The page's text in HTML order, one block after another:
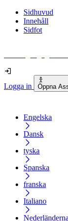
Sidhuvud
Innehåll
Sidfot
Logga in Öppna
Engelska
Dansk
tyska
Spanska
franska
Italiano
Nederländerna